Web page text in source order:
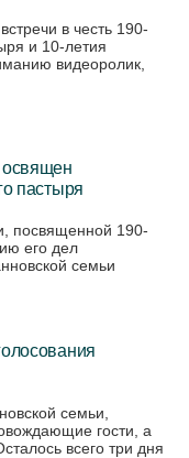
в честь 190-
и 10-летия
видеоролик,
пастыря
посвященной 190-
его дел
семьи
семьи,
гости, а
всего три дня